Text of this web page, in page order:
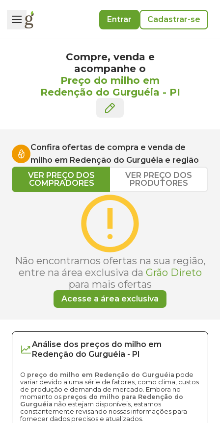
Entrar Cadastrar-se
Compre, venda e
acompanhe o
Preço do milho em
Redenção do Gurguéia - PI
Confira ofertas de compra e venda de
milho em Redenção do Gurguéia e região
VER PREÇO DOS
COMPRADORES
VER PREÇO DOS
PRODUTORES
Não encontramos ofertas na sua região,
entre na área exclusiva da Grão Direto
para mais ofertas
Acesse a área exclusiva
Análise dos preços do milho em
Redenção do Gurguéia - PI
O preço do milho em Redenção do Gurguéia pode
variar devido a uma série de fatores, como clima, custos
de produção e demanda de mercado. Embora no
momento os preços do milho para Redenção do
Gurguéia não estejam disponíveis, estamos
constantemente revisando nossas informações para
fornecer dados precisos e atualizados.